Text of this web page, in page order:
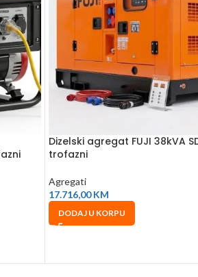
Dizelski agregat FUJI 38kVA
trofazni
Agregati
17.716,00KM
DODAJ U KORPU